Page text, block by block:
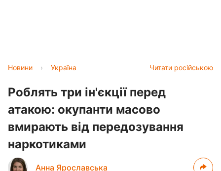
Читати російською
Новини › Україна
Роблять три ін'єкції перед
атакою: окупанти масово
вмирають від передозування
наркотиками
Анна Ярославська